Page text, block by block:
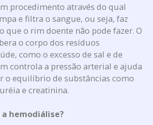
procedimento através do qual
e filtra o sangue, ou seja, faz
que o rim doente não pode fazer. O
o corpo dos resíduos
como o excesso de sal e de
controla a pressão arterial e ajuda
o equilíbrio de substâncias como
e creatinina.
hemodiálise?